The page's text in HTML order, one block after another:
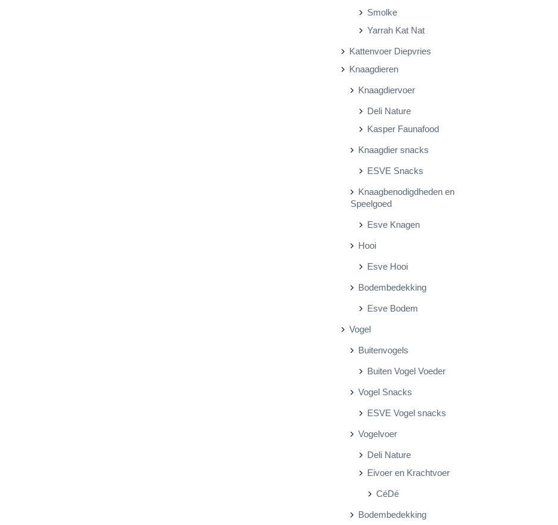
Smolke
Yarrah Kat Nat
Kattenvoer Diepvries
Knaagdieren
Knaagdiervoer
Deli Nature
Kasper Faunafood
Knaagdier snacks
ESVE Snacks
Knaagbenodigdheden en
Speelgoed
Esve Knagen
Hooi
Esve Hooi
Bodembedekking
Esve Bodem
Vogel
Buitenvogels
Buiten Vogel Voeder
Vogel Snacks
ESVE Vogel snacks
Vogelvoer
Deli Nature
Eivoer en Krachtvoer
CéDé
Bodembedekking